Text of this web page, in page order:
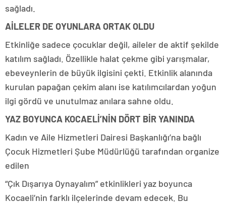
sağladı.
AİLELER DE OYUNLARA ORTAK OLDU
Etkinliğe sadece çocuklar değil, aileler de aktif şekilde
katılım sağladı. Özellikle halat çekme gibi yarışmalar,
ebeveynlerin de büyük ilgisini çekti. Etkinlik alanında
kurulan papağan çekim alanı ise katılımcılardan yoğun
ilgi gördü ve unutulmaz anılara sahne oldu.
YAZ BOYUNCA KOCAELİ’NİN DÖRT BİR YANINDA
Kadın ve Aile Hizmetleri Dairesi Başkanlığı’na bağlı
Çocuk Hizmetleri Şube Müdürlüğü tarafından organize
edilen
“Çık Dışarıya Oynayalım” etkinlikleri yaz boyunca
Kocaeli’nin farklı ilçelerinde devam edecek. Bu